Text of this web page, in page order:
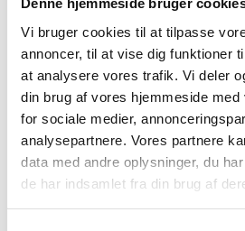
Vi bruger cookies til at tilpasse
annoncer, til at vise dig funktioner
at analysere vores trafik. Vi deler
din brug af vores hjemmeside med
for sociale medier,
analysepartnere. Vores partnere
data med andre oplysninger, du
de har indsamlet fra din brug af
Ammende
Børn og unge
Børn og unge
Spædbørn og småbørn
1 æggemad (40 g)
g), purløg (2 g)
1 laktosefri
rødbede (10 g)
1 glas laktosefri
Eftermiddag
1 stk. franskbrød